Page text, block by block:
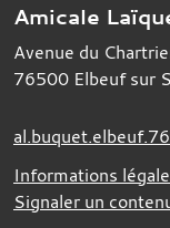
Amicale
Avenue du
76500 Elbeuf sur
Informations
Signaler un